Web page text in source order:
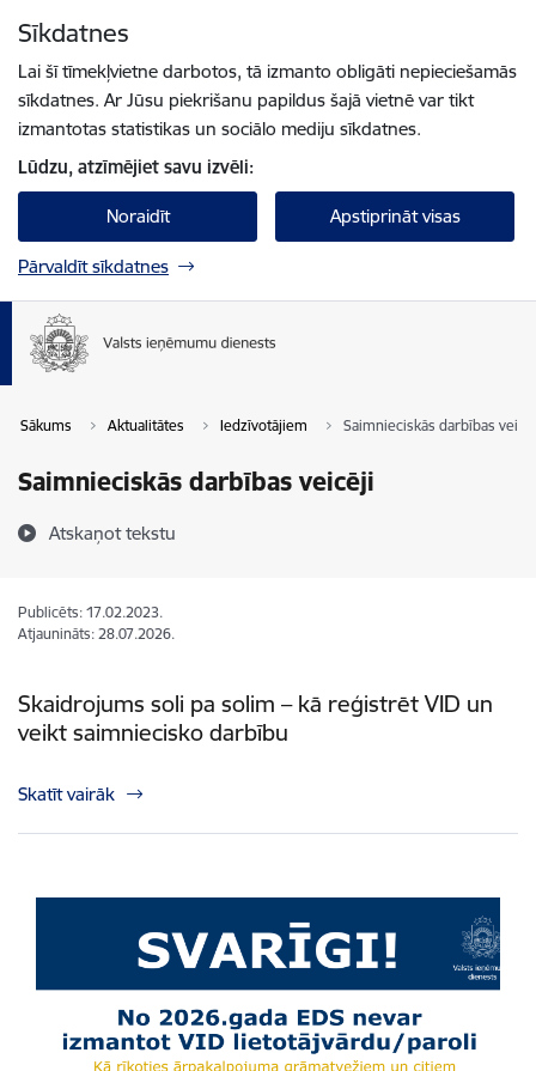
Sīkdatnes
Lai šī tīmekļvietne darbotos, tā izmanto obligāti nepieciešamās
sīkdatnes. Ar Jūsu piekrišanu papildus šajā vietnē var tikt
izmantotas statistikas un sociālo mediju sīkdatnes.
Lūdzu, atzīmējiet savu izvēli:
Noraidīt Apstiprināt visas
Pārvaldīt sīkdatnes
Sākums Aktualitātes Iedzīvotājiem Saimnieciskās darbības
Saimnieciskās darbības veicēji
Atskaņot tekstu
Publicēts: 17.02.2023.
Atjaunināts: 28.07.2026.
Skaidrojums soli pa solim – kā reģistrēt VID un
veikt saimniecisko darbību
Skatīt vairāk